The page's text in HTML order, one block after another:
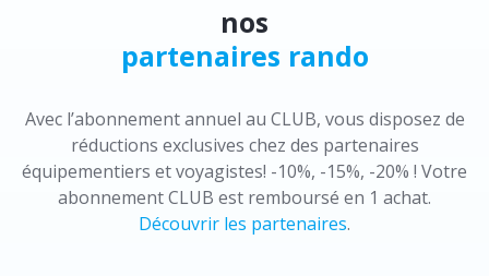
nos
partenaires rando
Avec l’abonnement annuel au CLUB, vous disposez de
réductions exclusives chez des partenaires
équipementiers et voyagistes! -10%, -15%, -20% ! Votre
abonnement CLUB est remboursé en 1 achat.
Découvrir les partenaires.